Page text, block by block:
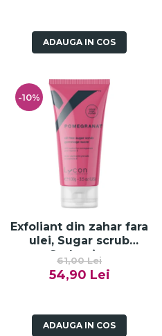
ADAUGA IN COS
-10%
Exfoliant din zahar fara
ulei, Sugar scrub
Seductive
Pomegranate - 100g
61,00 Lei
54,90 Lei
ADAUGA IN COS